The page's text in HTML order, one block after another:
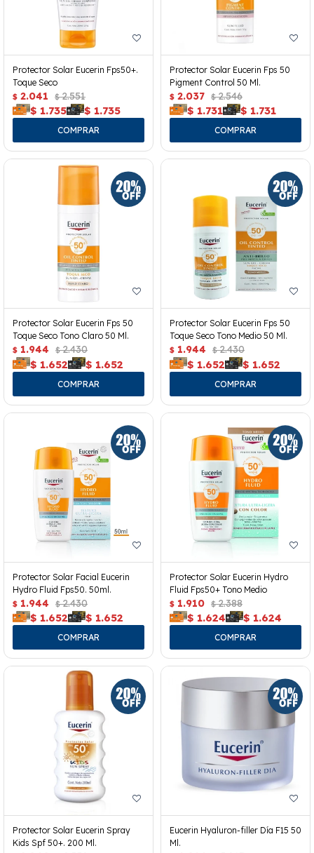
Protector Solar Eucerin Fps50+.
Toque Seco
$ 2.041 $ 2.551
$ 1.735 $ 1.735
Protector Solar Eucerin Fps 50
Pigment Control 50 Ml.
$ 2.037 $ 2.546
$ 1.731 $ 1.731
Protector Solar Eucerin Fps 50
Toque Seco Tono Claro 50 Ml.
$ 1.944 $ 2.430
$ 1.652 $ 1.652
Protector Solar Eucerin Fps 50
Toque Seco Tono Medio 50 Ml.
$ 1.944 $ 2.430
$ 1.652 $ 1.652
Protector Solar Facial Eucerin
Hydro Fluid Fps50. 50ml.
$ 1.944 $ 2.430
$ 1.652 $ 1.652
Protector Solar Eucerin Hydro
Fluid Fps50+ Tono Medio
$ 1.910 $ 2.388
$ 1.624 $ 1.624
Protector Solar Eucerin Spray
Kids Spf 50+. 200 Ml.
Eucerin Hyaluron-filler Día F15 50
Ml.